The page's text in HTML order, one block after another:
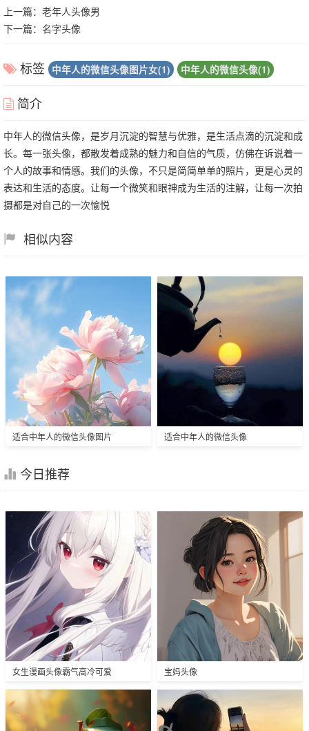
上一篇： 老年人头像男
下一篇： 名字头像
标签 中年人的微信头像图片女(1) 中年人的微信头像(1)
简介
中年人的微信头像，是岁月沉淀的智慧与优雅，是生活点滴的沉淀和成
长。每一张头像，都散发着成熟的魅力和自信的气质，仿佛在诉说着一
个人的故事和情感。我们的头像，不只是简简单单的照片，更是心灵的
表达和生活的态度。让每一个微笑和眼神成为生活的注解，让每一次拍
摄都是对自己的一次愉悦
相似内容
适合中年人的微信头像图片 适合中年人的微信头像
今日推荐
女生漫画头像霸气高冷可爱 宝妈头像